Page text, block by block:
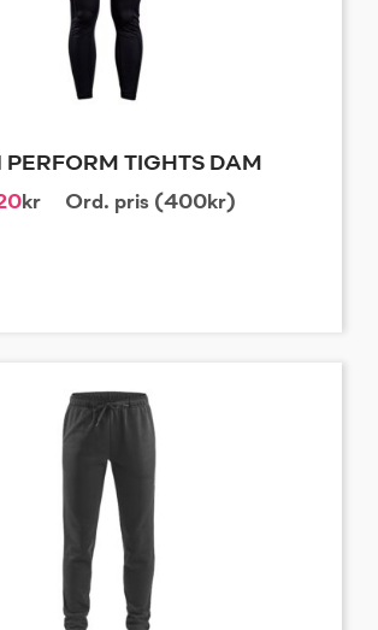
PERFORM TIGHTS DAM
kr Ord. pris (400kr)